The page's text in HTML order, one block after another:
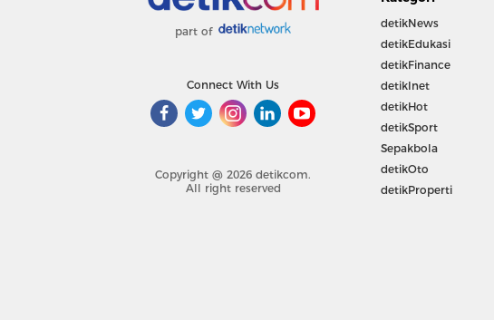
part of
Connect With Us
Copyright @ 2026 detikcom.
All right reserved
detikNews
detikEdukasi
detikFinance
detikInet
detikHot
detikSport
Sepakbola
detikOto
detikProperti